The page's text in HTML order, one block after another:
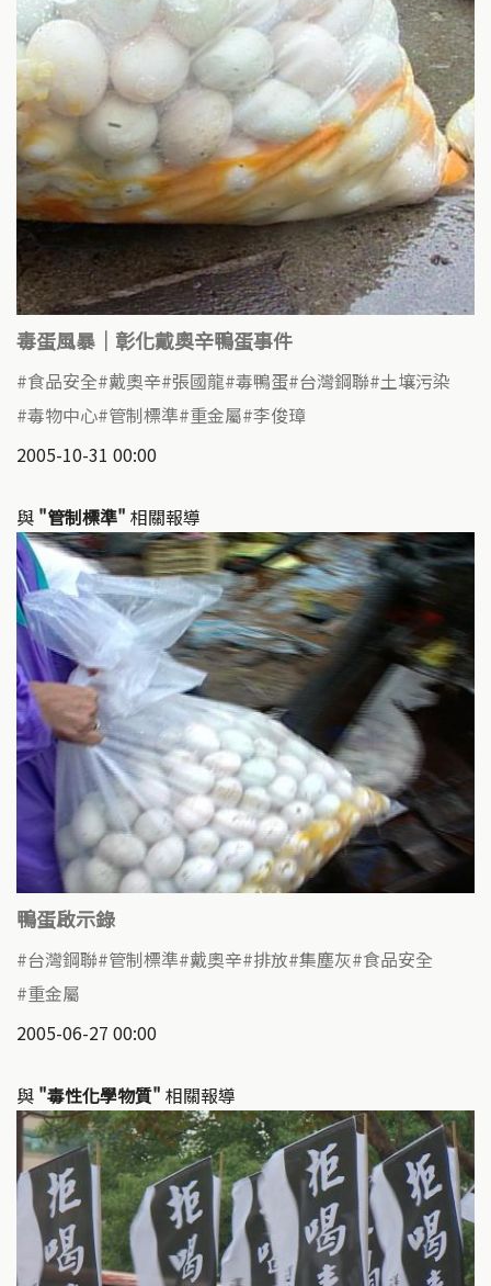
毒蛋風暴｜彰化戴奧辛鴨蛋事件
食品安全 戴奧辛 張國龍 毒鴨蛋 台灣鋼聯 土壤污染
毒物中心 管制標準 重金屬 李俊璋
2005-10-31 00:00
與 "管制標準" 相關報導
鴨蛋啟示錄
台灣鋼聯 管制標準 戴奧辛 排放 集塵灰 食品安全
重金屬
2005-06-27 00:00
與 "毒性化學物質" 相關報導